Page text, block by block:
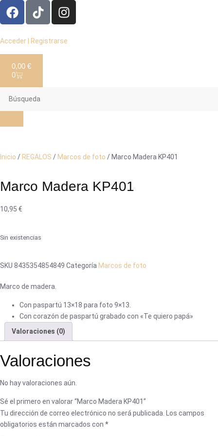
Acceder | Registrarse
0,00 €
0
Inicio / REGALOS / Marcos de foto / Marco Madera KP401
Marco Madera KP401
10,95 €
Sin existencias
SKU 8435354854849 Categoría Marcos de foto
Marco de madera.
Con paspartú 13×18 para foto 9×13.
Con corazón de paspartú grabado con «Te quiero papá»
Valoraciones (0)
Valoraciones
No hay valoraciones aún.
Sé el primero en valorar “Marco Madera KP401”
Tu dirección de correo electrónico no será publicada.
Los campos
obligatorios están marcados con *